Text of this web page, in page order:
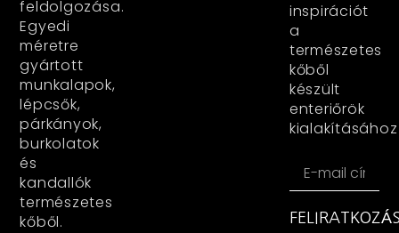
feldolgozása.
Egyedi
méretre
gyártott
munkalapok,
lépcsők,
párkányok,
burkolatok
és
kandallók
természetes
kőből.
inspirációt
a
természetes
kőből
készült
enteriőrök
kialakításához